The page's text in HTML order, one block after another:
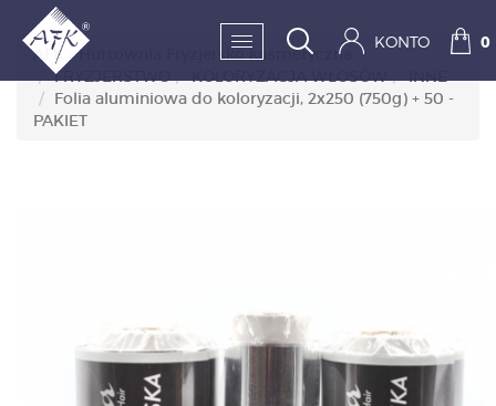
PAZNOKCIE
WYPOSAŻENIE
KONTO 0
AFK - Hurtownia Fryzjersko kosmetyczna
FRYZJERSTWO
KOLORYZACJA WŁOSÓW
INNE
Folia aluminiowa do koloryzacji, 2x250 (750g) + 50 -
PAKIET